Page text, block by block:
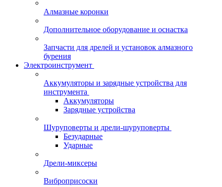
Алмазные коронки
Дополнительное оборудование и оснастка
Запчасти для дрелей и установок алмазного
бурения
Электроинструмент
Аккумуляторы и зарядные устройства для
инструмента
Аккумуляторы
Зарядные устройства
Шуруповерты и дрели-шуруповерты
Безударные
Ударные
Дрели-миксеры
Виброприсоски